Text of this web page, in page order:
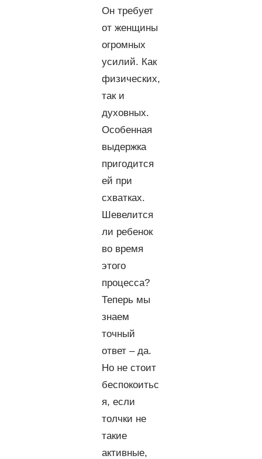
Он требует
от женщины
огромных
усилий. Как
физических,
так и
духовных.
Особенная
выдержка
пригодится
ей при
схватках.
Шевелится
ли ребенок
во время
этого
процесса?
Теперь мы
знаем
точный
ответ – да.
Но не стоит
беспокоитьс
я, если
толчки не
такие
активные,